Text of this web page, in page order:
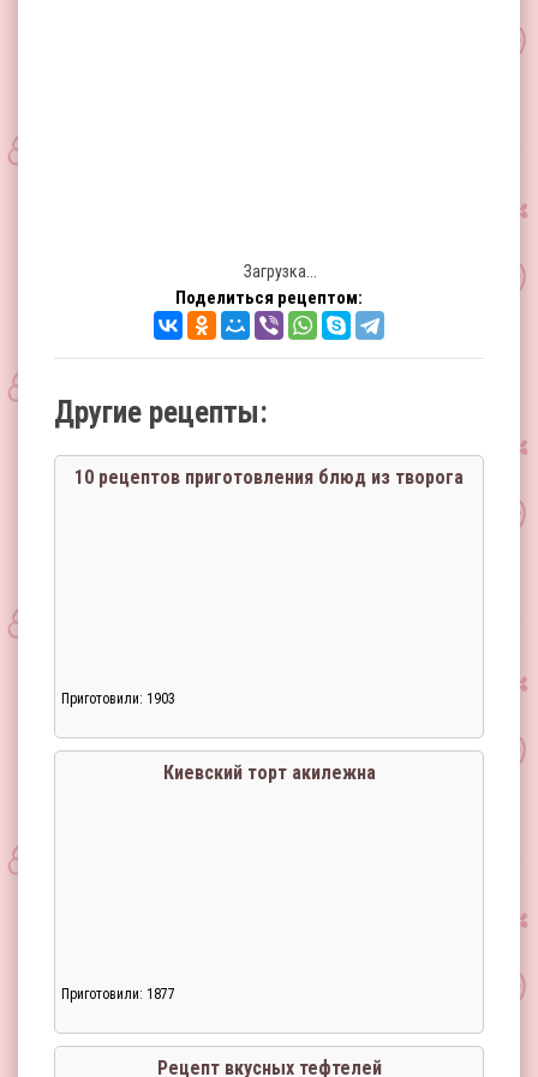
Загрузка...
Поделиться рецептом:
Другие рецепты:
10 рецептов приготовления блюд из творога
Приготовили: 1903
Киевский торт акилежна
Приготовили: 1877
Рецепт вкусных тефтелей